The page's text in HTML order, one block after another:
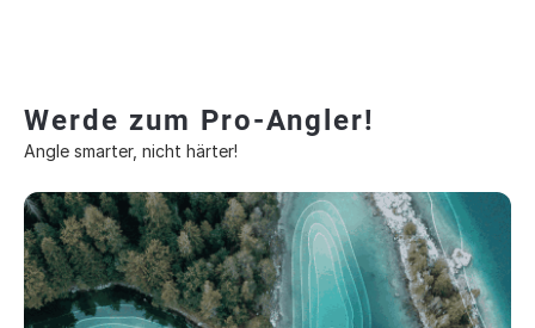
Werde zum Pro-Angler!
Angle smarter, nicht härter!